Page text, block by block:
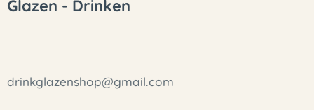
Glazen - Drinken
drinkglazenshop@gmail.com